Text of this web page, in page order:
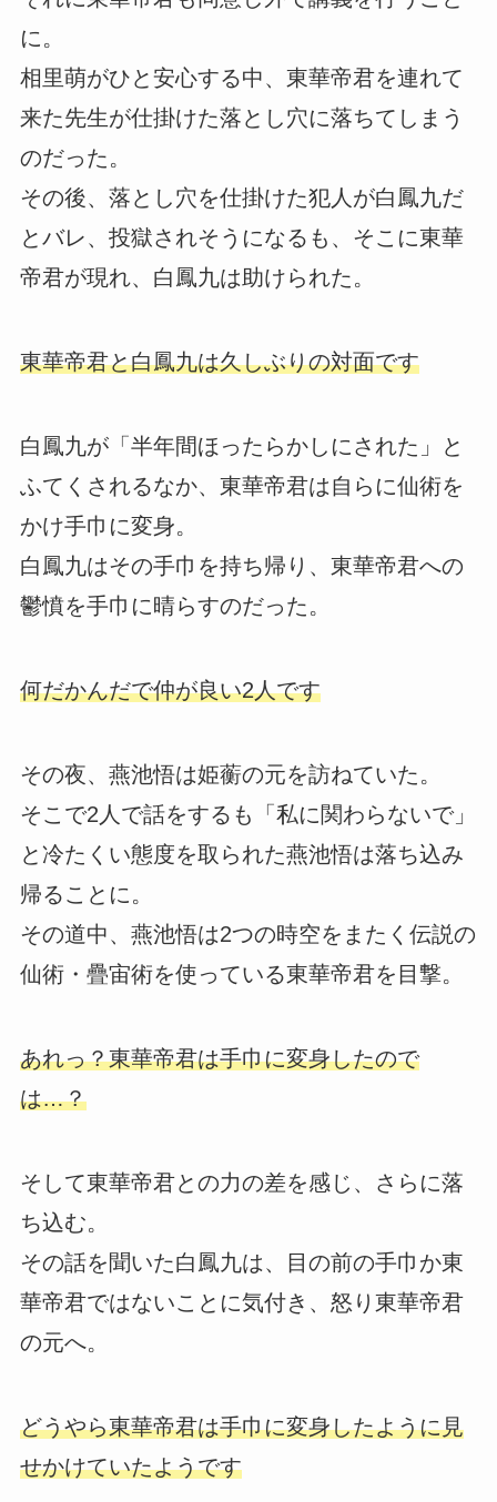
に。
相里萌がひと安心する中、東華帝君を連れて
来た先生が仕掛けた落とし穴に落ちてしまう
のだった。
その後、落とし穴を仕掛けた犯人が白鳳九だ
とバレ、投獄されそうになるも、そこに東華
帝君が現れ、白鳳九は助けられた。
東華帝君と白鳳九は久しぶりの対面です
白鳳九が「半年間ほったらかしにされた」と
ふてくされるなか、東華帝君は自らに仙術を
かけ手巾に変身。
白鳳九はその手巾を持ち帰り、東華帝君への
鬱憤を手巾に晴らすのだった。
何だかんだで仲が良い2人です
その夜、燕池悟は姫蘅の元を訪ねていた。
そこで2人で話をするも「私に関わらないで」
と冷たくい態度を取られた燕池悟は落ち込み
帰ることに。
その道中、燕池悟は2つの時空をまたく伝説の
仙術・疊宙術を使っている東華帝君を目撃。
あれっ？東華帝君は手巾に変身したので
は…？
そして東華帝君との力の差を感じ、さらに落
ち込む。
その話を聞いた白鳳九は、目の前の手巾か東
華帝君ではないことに気付き、怒り東華帝君
の元へ。
どうやら東華帝君は手巾に変身したように見
せかけていたようです